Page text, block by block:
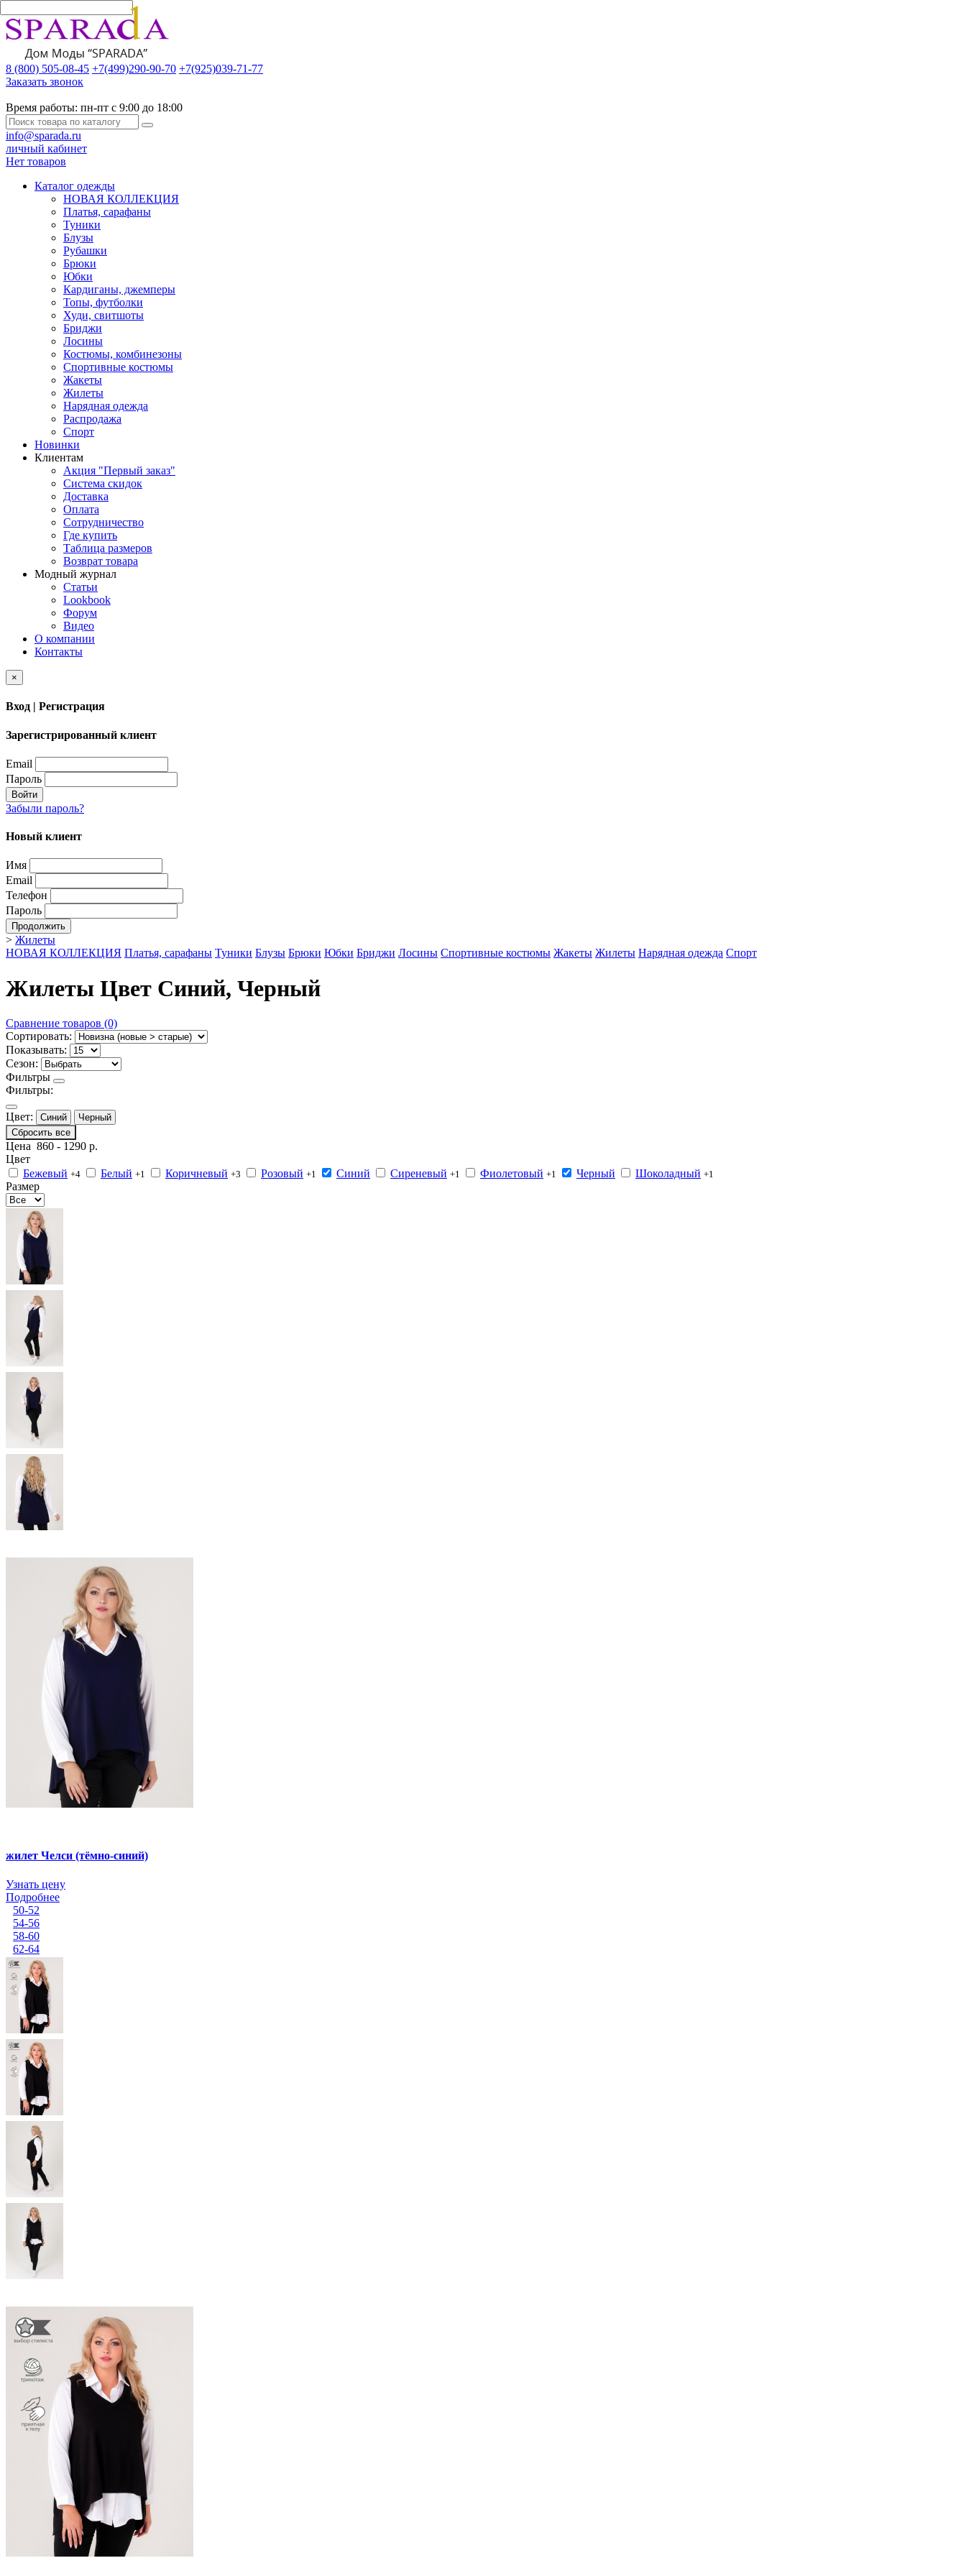
8 (800) 505-08-45 +7(499)290-90-70 +7(925)039-71-77
Заказать звонок
Время работы: пн-пт с 9:00 до 18:00
info@sparada.ru
личный кабинет
Нет товаров
Каталог одежды
НОВАЯ КОЛЛЕКЦИЯ
Платья, сарафаны
Туники
Блузы
Рубашки
Брюки
Юбки
Кардиганы, джемперы
Топы, футболки
Худи, свитшоты
Бриджи
Лосины
Костюмы, комбинезоны
Спортивные костюмы
Жакеты
Жилеты
Нарядная одежда
Распродажа
Спорт
Новинки
Клиентам
Акция "Первый заказ"
Система скидок
Доставка
Оплата
Сотрудничество
Где купить
Таблица размеров
Возврат товара
Модный журнал
Статьи
Lookbook
Форум
Видео
О компании
Контакты
×
Вход | Регистрация
Зарегистрированный клиент
Email
Пароль
Войти
Забыли пароль?
Новый клиент
Имя
Email
Телефон
Пароль
Продолжить
> Жилеты
НОВАЯ КОЛЛЕКЦИЯ Платья, сарафаны Туники Блузы Брюки Юбки Бриджи Лосины Спортивные костюмы Жакеты Жилеты Нарядная одежда Спорт
Жилеты Цвет Синий, Черный
Сравнение товаров (0)
Сортировать:
Показывать:
Сезон:
Фильтры
Фильтры:
Цвет: Синий
Черный
Сбросить все
Цена 860 - 1290 р.
Цвет
Бежевый +4 Белый +1 Коричневый +3 Розовый +1 Синий Сиреневый +1 Фиолетовый +1 Черный Шоколадный +1
Размер
жилет Челси (тёмно-синий)
Узнать цену
Подробнее
50-52
54-56
58-60
62-64